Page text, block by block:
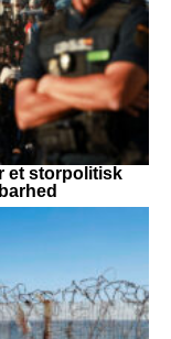
et storpolitisk